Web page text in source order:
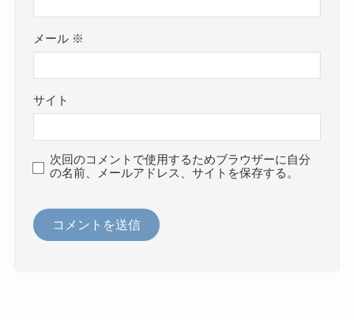
メール ※
サイト
次回のコメントで使用するためブラウザーに自分
の名前、メールアドレス、サイトを保存する。